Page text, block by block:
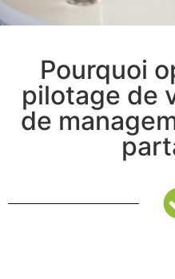
Pourquoi
pilotage de
de